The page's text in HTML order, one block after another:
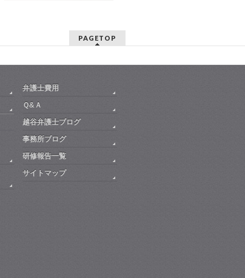
PAGETOP
弁護士費用
Ｑ&Ａ
越谷弁護士ブログ
事務所ブログ
研修報告一覧
サイトマップ